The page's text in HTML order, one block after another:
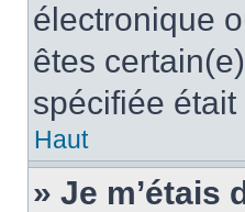
électronique
êtes
spécifiée
Haut
» Je m’étais